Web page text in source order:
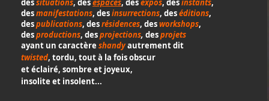
dessituations, desespaces, desexpos, desinstants,
desmanifestations, desinsurrections, deséditions,
despublications, desrésidences, desworkshops,
desproductions, desprojections, desprojets
ayant un caractère shandyautrement dit
twisted, tordu, tout à la fois obscur
et éclairé, sombre et joyeux,
insolite et insolent...